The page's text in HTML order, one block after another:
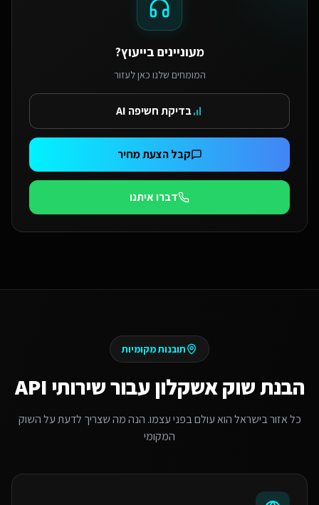
מעוניינים בייעוץ?
המומחים שלנו כאן לעזור
בדיקת חשיפה AI
קבל הצעת מחיר
דברו איתנו
תובנות מקומיות
הבנת שוקאשקלון עבורשירותי API
כל אזור בישראל הוא עולם בפני עצמו. הנה מה שצריך לדעת על השוק
המקומי